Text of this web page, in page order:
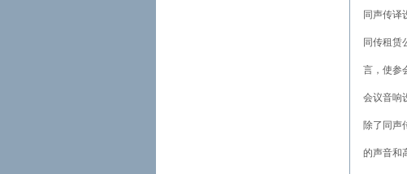
同声传译
同传租赁
言，使参
会议音响
除了同声
的声音和